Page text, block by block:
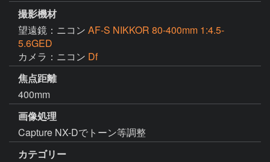
撮影機材
望遠鏡：ニコン AF-S NIKKOR 80-400mm 1:4.5-
5.6GED
カメラ：ニコン Df
焦点距離
400mm
画像処理
Capture NX-Dでトーン等調整
カテゴリー